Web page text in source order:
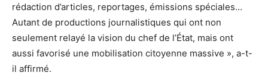
rédaction d’articles, reportages, émissions spéciales…
Autant de productions journalistiques qui ont non
seulement relayé la vision du chef de l’État, mais ont
aussi favorisé une mobilisation citoyenne massive », a-t-
il affirmé.